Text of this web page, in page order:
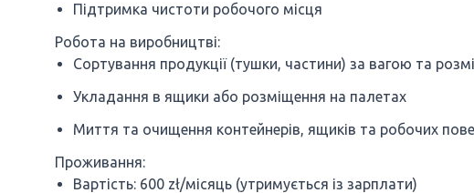
Підтримка чистоти робочого місця
Робота на виробництві:
Сортування продукції (тушки, частини) за вагою та
Укладання в ящики або розміщення на палетах
Миття та очищення контейнерів, ящиків та робочих
Проживання:
Вартість: 600 zł/місяць (утримується із зарплати)